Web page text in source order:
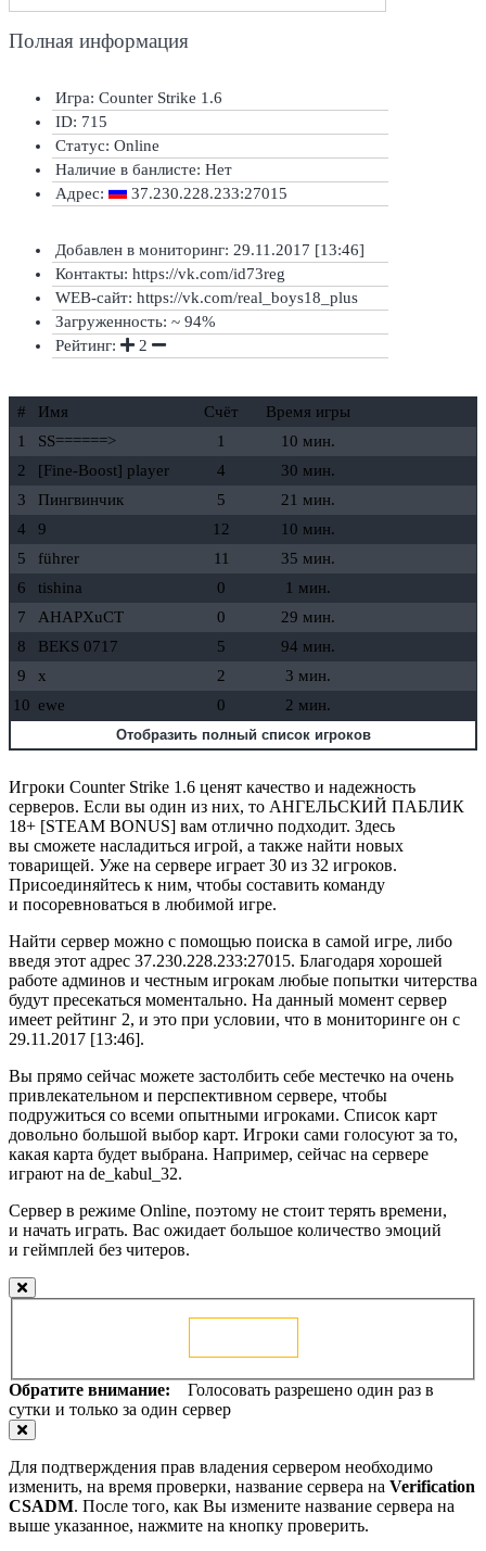
Полная информация
Игра: Counter Strike 1.6
ID: 715
Статус: Online
Наличие в банлисте: Нет
Адрес:
37.230.228.233:27015
Добавлен в мониторинг: 29.11.2017 [13:46]
Контакты: https://vk.com/id73reg
WEB-сайт: https://vk.com/real_boys18_plus
Загруженность: ~ 94%
Рейтинг:
2
# Имя Счёт
Время игры
1
SS======> 1
10 мин.
2
[Fine-Boost] player 4
30 мин.
3
Пингвинчик 5
21 мин.
4
9 12
10 мин.
5
führer 11
35 мин.
6
tishina 0
1 мин.
7
AHAPXuCT 0
29 мин.
8
BEKS 0717 5
94 мин.
9
x 2
3 мин.
10 ewe 0 2 мин.
Отобразить полный список игроков
Игроки Counter Strike 1.6 ценят качество и надежность
серверов. Если вы один из них, то АНГЕЛЬСКИЙ ПАБЛИК
18+ [STEAM BONUS] вам отлично подходит. Здесь
вы сможете насладиться игрой, а также найти новых
товарищей. Уже на сервере играет 30 из 32 игроков.
Присоединяйтесь к ним, чтобы составить команду
и посоревноваться в любимой игре.
Найти сервер можно с помощью поиска в самой игре, либо
введя этот адрес 37.230.228.233:27015. Благодаря хорошей
работе админов и честным игрокам любые попытки читерства
будут пресекаться моментально. На данный момент сервер
имеет рейтинг 2, и это при условии, что в мониторинге он с
29.11.2017 [13:46].
Вы прямо сейчас можете застолбить себе местечко на очень
привлекательном и перспективном сервере, чтобы
подружиться со всеми опытными игроками. Список карт
довольно большой выбор карт. Игроки сами голосуют за то,
какая карта будет выбрана. Например, сейчас на сервере
играют на de_kabul_32.
Сервер в режиме Online, поэтому не стоит терять времени,
и начать играть. Вас ожидает большое количество эмоций
и геймплей без читеров.
Обратите внимание: Голосовать разрешено один раз в
сутки и только за один сервер
Для подтверждения прав владения сервером необходимо
изменить, на время проверки, название сервера на Verification
CSADM. После того, как Вы измените название сервера на
выше указанное, нажмите на кнопку проверить.